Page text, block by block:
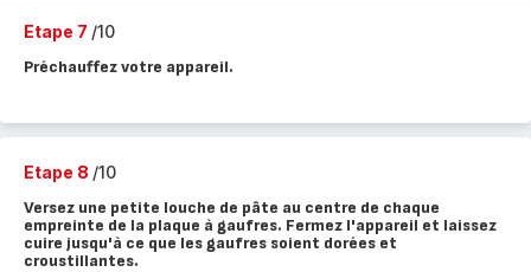
Etape 7 /10
Préchauffez votre appareil.
Etape 8 /10
Versez une petite louche de pâte au centre de chaque
empreinte de la plaque à gaufres. Fermez l'appareil et laissez
cuire jusqu'à ce que les gaufres soient dorées et
croustillantes.